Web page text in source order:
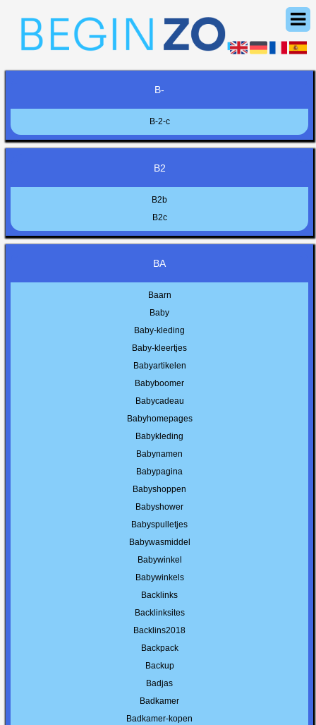
B-
B-2-c
B2
B2b
B2c
BA
Baarn
Baby
Baby-kleding
Baby-kleertjes
Babyartikelen
Babyboomer
Babycadeau
Babyhomepages
Babykleding
Babynamen
Babypagina
Babyshoppen
Babyshower
Babyspulletjes
Babywasmiddel
Babywinkel
Babywinkels
Backlinks
Backlinksites
Backlins2018
Backpack
Backup
Badjas
Badkamer
Badkamer-kopen